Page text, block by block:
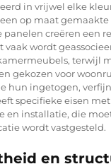
in vrijwel elke
op maat
creëren een
vaak wordt
terwijl
gekozen voor
hun ingetogen,
specifieke eisen
en installatie, die
wordt vastgesteld.
en